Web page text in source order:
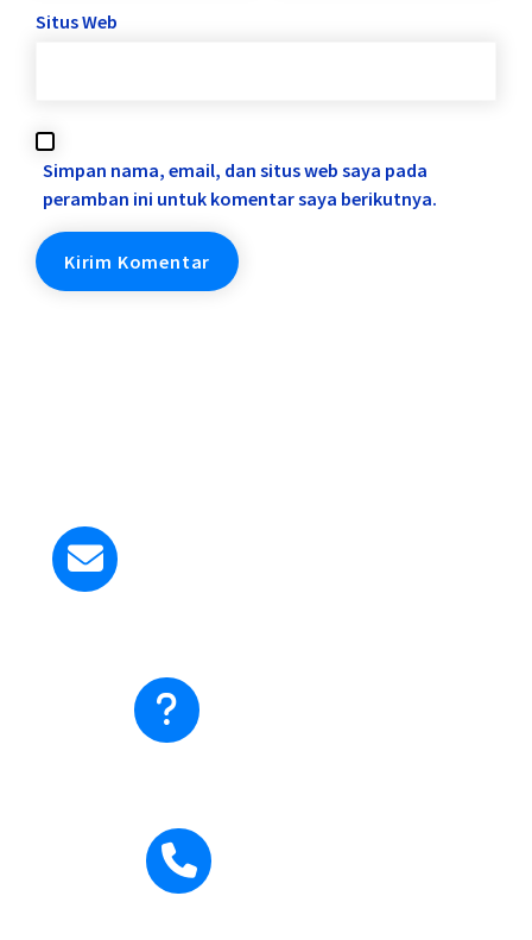
Situs Web
Simpan nama, email, dan situs web saya pada
peramban ini untuk komentar saya berikutnya.